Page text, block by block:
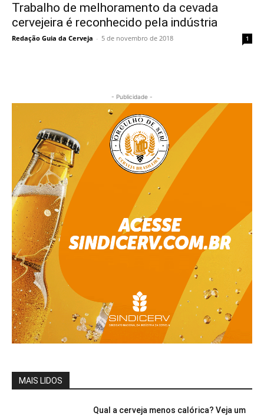
Trabalho de melhoramento da cevada
cervejeira é reconhecido pela indústria
Redação Guia da Cerveja - 5 de novembro de 2018 1
- Publicidade -
MAIS LIDOS
Qual a cerveja menos calórica? Veja um